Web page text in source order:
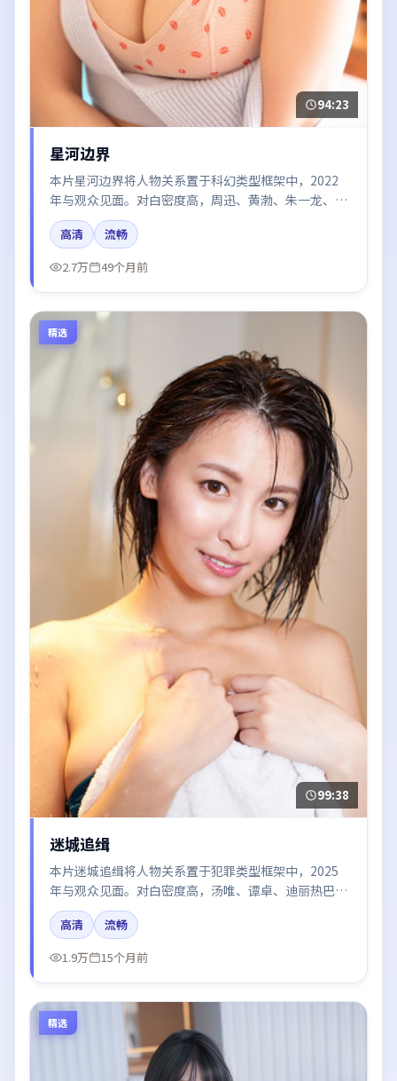
94:23
星河边界
本片星河边界将人物关系置于科幻类型框架中，2022
年与观众见面。对白密度高，周迅、黄渤、朱一龙、河
正宇的台词节奏值得关注；整体气质偏韩国都市与冷色
调摄影。
高清
流畅
2.7万
49个月前
精选
99:38
迷城追缉
本片迷城追缉将人物关系置于犯罪类型框架中，2025
年与观众见面。对白密度高，汤唯、谭卓、迪丽热巴的
台词节奏值得关注；整体气质偏中国大陆都市与冷色调
摄影。
高清
流畅
1.9万
15个月前
精选